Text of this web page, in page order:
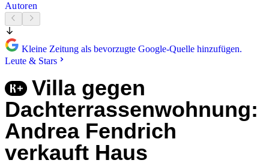
Autoren
Kleine Zeitung als bevorzugte Google-Quelle hinzufügen.
Leute & Stars
Villa gegen
Dachterrassenwohnung:
Andrea Fendrich
verkauft Haus